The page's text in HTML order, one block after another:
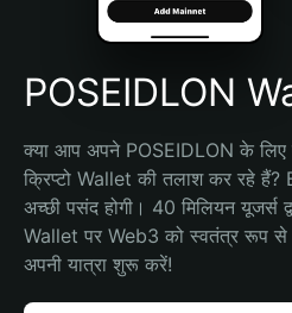
Español (Argentina)
POSEIDLON
क्या आप अपने POSEIDLON के लिए
क्रिप्टो Wallet की तलाश कर रहे
अच्छी पसंद होगी। 40 मिलियन यूजर्स
Wallet पर Web3 को स्वतंत्र रूप
अपनी यात्रा शुरू करें!